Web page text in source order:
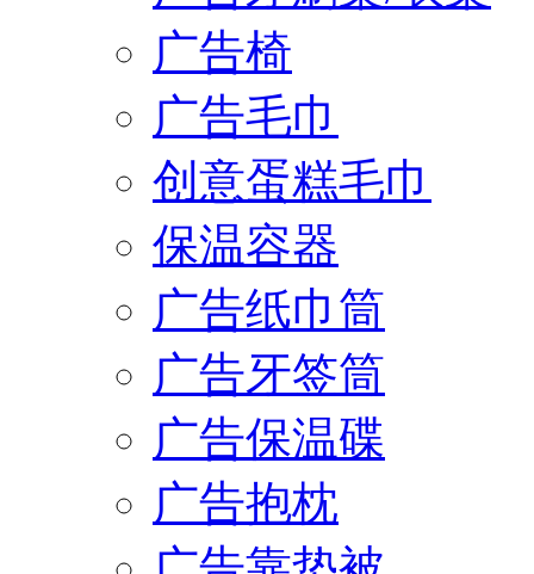
广告椅
广告毛巾
创意蛋糕毛巾
保温容器
广告纸巾筒
广告牙签筒
广告保温碟
广告抱枕